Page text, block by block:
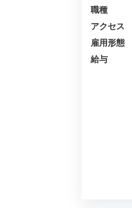
職種
アクセス
雇用形態
給与